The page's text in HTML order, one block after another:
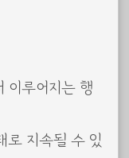
이루어지는 행
로 지속될 수 있